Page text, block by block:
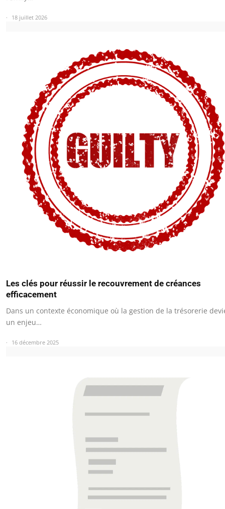
18 juillet 2026
Les clés pour réussir le recouvrement de créances
efficacement
Dans un contexte économique où la gestion de la trésorerie
un enjeu…
16 décembre 2025